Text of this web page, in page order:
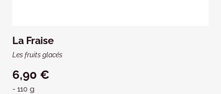
La Fraise
Les fruits glacés
6,90 €
- 110 g